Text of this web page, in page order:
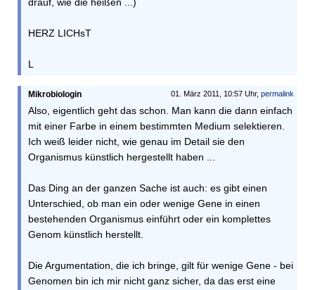
drauf, wie die heißen ...)
HERZ LICHsT
L
01. März 2011, 10:57 Uhr, permalink
Mikrobiologin
Also, eigentlich geht das schon. Man kann die dann einfach
mit einer Farbe in einem bestimmten Medium selektieren.
Ich weiß leider nicht, wie genau im Detail sie den
Organismus künstlich hergestellt haben ...
Das Ding an der ganzen Sache ist auch: es gibt einen
Unterschied, ob man ein oder wenige Gene in einen
bestehenden Organismus einführt oder ein komplettes
Genom künstlich herstellt.
Die Argumentation, die ich bringe, gilt für wenige Gene - bei
Genomen bin ich mir nicht ganz sicher, da das erst eine